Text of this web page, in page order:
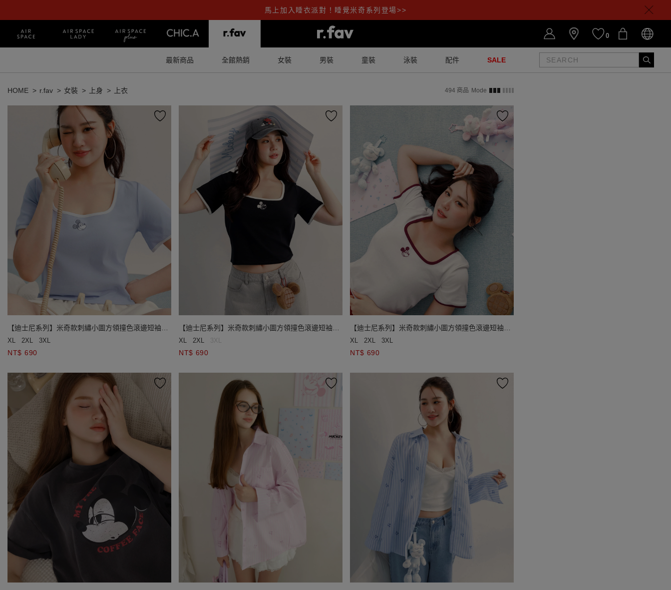
馬上加入睡衣派對！睡覺米奇系列登場>>
0
最新商品 全館熱銷 女裝 男裝 童裝 泳裝 配件 SALE
HOME r.fav 女裝 上身 上衣 494 商品 Mode
【迪士尼系列】米奇款刺繡小圖方領撞色滾邊短袖短
版 TEE
XL 2XL 3XL
NT$ 690
【迪士尼系列】米奇款刺繡小圖方領撞色滾邊短袖短
版 TEE
XL 2XL 3XL
NT$ 690
【迪士尼系列】米奇款刺繡小圖方領撞色滾邊短袖短
版 TEE
XL 2XL 3XL
NT$ 690